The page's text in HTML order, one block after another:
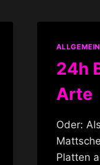
ALLGEMEIN
24h
Arte
Oder:
Platten